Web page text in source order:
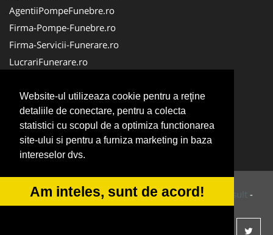
Website-ul utilizeaza cookie pentru a reţine
detaliile de conectare, pentru a colecta
statistici cu scopul de a optimiza functionarea
site-ului si pentru a furniza marketing in baza
intereselor dvs.
Am inteles, sunt de acord!
AgentiiPompeFunebre.ro
Firma-Pompe-Funebre.ro
Firma-Servicii-Funerare.ro
LucrariFunerare.ro
AgentieFunerara.eu
AgentiiFunerare.com
CasaFunerara.com
Repatriere-Transport-Decedati.ro
© 2014-2026 Powered byVilonMedia&Tokaido Consult -
ANPC SOL